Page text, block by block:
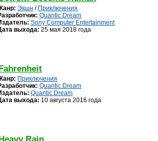
Экшн / Приключения
Quantic Dream
Sony Computer Entertainment
выхода: 25 мая 2018 года
Приключения
Quantic Dream
Quantic Dream
выхода: 10 августа 2016 года